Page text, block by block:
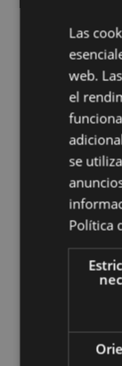
de
en laguía
Información
No
No
Las
web.
el
se
Política